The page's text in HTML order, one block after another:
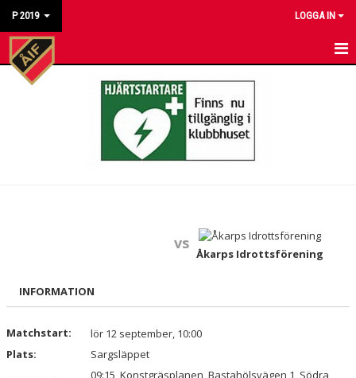
P 2019 LOGGA IN
HEM
DOKUMENT
vs
Åkarps Idrottsförening
INFORMATION
Matchstart:
lör 12 september, 10:00
Plats:
Sargsläppet
09:15, Konstgräsplanen, Bastahölsvägen 1, Södra